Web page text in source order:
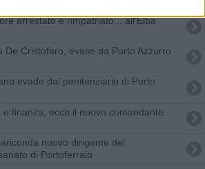
arrestato e rimpatriato... all'Elba
De Cristofaro, evase da Porto Azzurro
evade dal penitenziario di Porto
e finanza, ecco il nuovo comandante
nuovo dirigente del
di Portoferraio